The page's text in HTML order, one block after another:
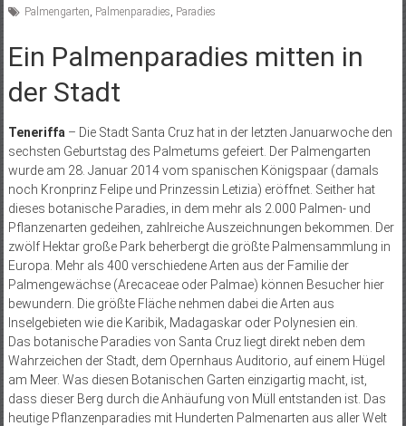
Palmengarten Palmenparadies Paradies
Ein Palmenparadies mitten in
der Stadt
Teneriffa – Die Stadt Santa Cruz hat in der letzten Januarwoche den
sechsten Geburtstag des Palmetums gefeiert. Der Palmengarten
wurde am 28. Januar 2014 vom spanischen Königspaar (damals
noch Kronprinz Felipe und Prinzessin Letizia) eröffnet. Seither hat
dieses botanische Paradies, in dem mehr als 2.000 Palmen- und
Pflanzenarten gedeihen, zahlreiche Auszeichnungen bekommen. Der
zwölf Hektar große Park beherbergt die größte Palmensammlung in
Europa. Mehr als 400 verschiedene Arten aus der Familie der
Palmengewächse (Arecaceae oder Palmae) können Besucher hier
bewundern. Die größte Fläche nehmen dabei die Arten aus
Inselgebieten wie die Karibik, Madagaskar oder Polynesien ein.
Das botanische Paradies von Santa Cruz liegt direkt neben dem
Wahrzeichen der Stadt, dem Opernhaus Auditorio, auf einem Hügel
am Meer. Was diesen Botanischen Garten einzigartig macht, ist,
dass dieser Berg durch die Anhäufung von Müll entstanden ist. Das
heutige Pflanzenparadies mit Hunderten Palmenarten aus aller Welt